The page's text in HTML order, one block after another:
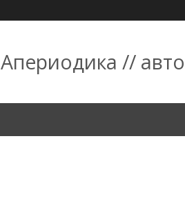
Апериодика //